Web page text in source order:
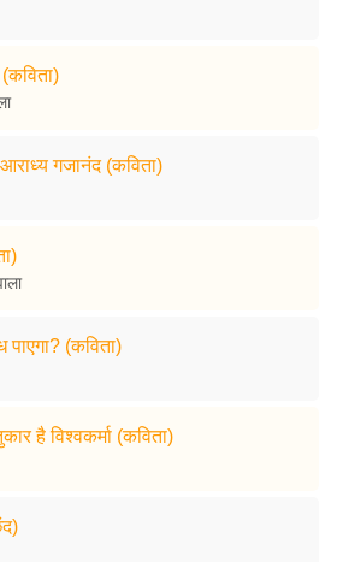
(कविता)
गजानंद (कविता)
पाएगा? (कविता)
है विश्वकर्मा (कविता)